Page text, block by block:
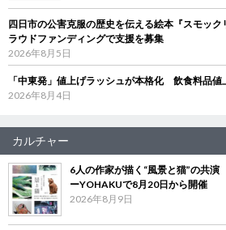
四日市の公害克服の歴史を伝える絵本『スモッ
ラウドファンディングで支援を募集
2026年8月5日
「中東発」値上げラッシュが本格化 飲食料品
2026年8月4日
カルチャー
6人の作家が描く“風景と猫”の共
ーYOHAKUで8月20日から開催
2026年8月9日